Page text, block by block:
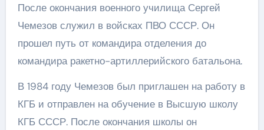
После окончания военного училища Сергей
Чемезов служил в войсках ПВО СССР. Он
прошел путь от командира отделения до
командира ракетно-артиллерийского батальона.
В 1984 году Чемезов был приглашен на работу в
КГБ и отправлен на обучение в Высшую школу
КГБ СССР. После окончания школы он